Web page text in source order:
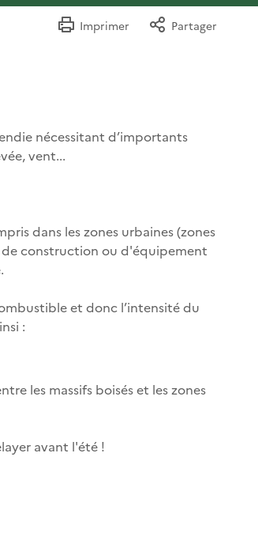
Imprimer Partager
nécessitant d’importants
vent...
dans les zones urbaines (zones
de construction ou d'équipement
et donc l’intensité du
:
les massifs boisés et les zones
avant l'été !